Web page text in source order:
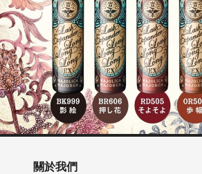
關於我們